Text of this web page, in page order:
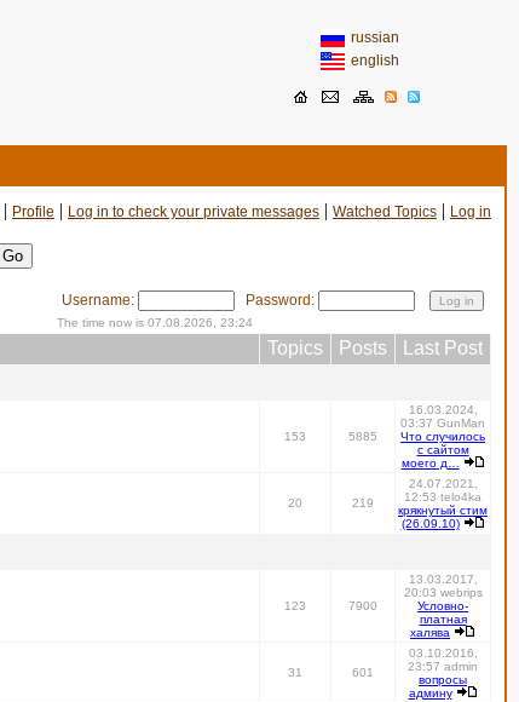
russian
english
| Profile | Log in to check your private messages | Watched Topics | Log in
Username: Password:
The time now is 07.08.2026, 23:24
Topics Posts Last Post
153 5885
16.03.2024,
03:37 GunMan
Что случилось
с сайтом
моего д…
20 219
24.07.2021,
12:53 telo4ka
крякнутый стим
(26.09.10)
123 7900
13.03.2017,
20:03 webrips
Условно-
платная
халява
31 601
03.10.2016,
23:57 admin
вопросы
админу